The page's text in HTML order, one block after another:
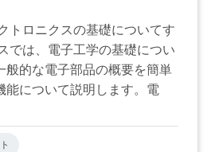
トロニクスの基礎についてす
では、電子工学の基礎につい
般的な電子部品の概要を簡単
能について説明します。電